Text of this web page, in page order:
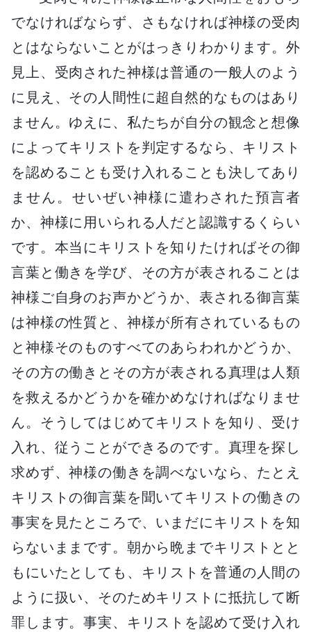
でなければならず、さもなければ神様の受肉
とはならないことがはっきりわかります。外
見上、受肉された神様は普通の一般人のよう
に見え、その人間性に超自然的なものはあり
ません。ゆえに、私たちが自分の観念と想像
によってキリストを判定するなら、キリスト
を認めることも受け入れることも決してあり
ません。せいぜい神様に遣わされた預言者
か、神様に用いられる人だと認識するくらい
です。本当にキリストを知りたければその御
言葉と働きを学び、その方が表されることは
神様ご自身のお声かどうか、表される御言葉
は神様の性質と、神様が所有されているもの
と神様そのものすべてのあらわれかどうか、
その方の働きとその方が表される真理は人類
を救えるかどうかを確かめなければなりませ
ん。そうしてはじめてキリストを知り、受け
入れ、従うことができるのです。真理を探し
求めず、神様の働きを調べないなら、たとえ
キリストの御言葉を聞いてキリストの働きの
事実を見たところで、いまだにキリストを知
らないままです。朝から晩までキリストとと
もにいたとしても、キリストを普通の人間の
ように扱い、そのためキリストに抵抗して断
罪します。事実、キリストを認めて受け入れ